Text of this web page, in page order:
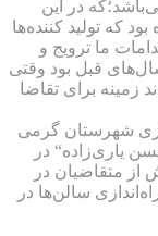
در این
که تولید کننده‌ها
ما ترویج و
قبل بود وقتی
زمینه برای تقاضا
شهرستان گرمی
یاری‌زاده“ در
سفارش از متقاضیان در
سالن‌ها در